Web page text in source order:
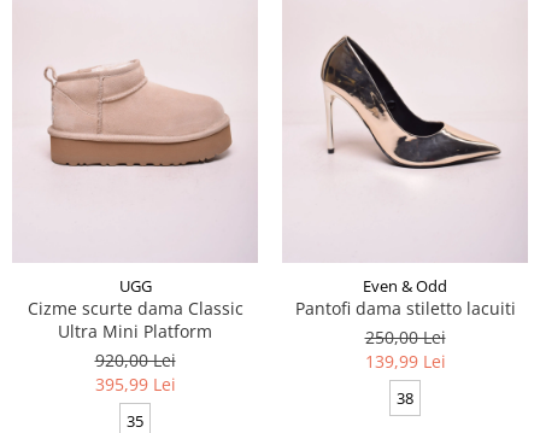
UGG
Cizme scurte dama Classic
Ultra Mini Platform
920,00 Lei
395,99 Lei
35
Even & Odd
Pantofi dama stiletto lacuiti
250,00 Lei
139,99 Lei
38